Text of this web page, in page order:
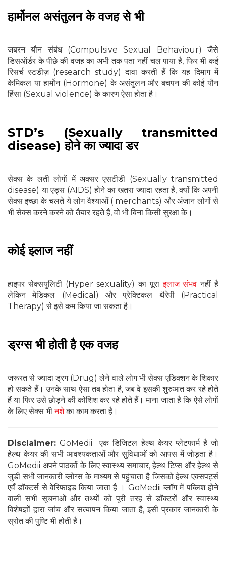
हार्मोनल असंतुलन के वजह से भी
जबरन यौन संबंध (Compulsive Sexual Behaviour) जैसे
डिसऑर्डर के पीछे की वजह का अभी तक पता नहीं चल पाया है, फिर भी कई
रिसर्च स्टडीज़ (research study) दावा करती हैं कि यह दिमाग में
केमिकल या हार्मोन (Hormone) के असंतुलन और बचपन की कोई यौन
हिंसा (Sexual violence) के कारण ऐसा होता है।
STD’s (Sexually transmitted
disease) होने का ज्‍यादा डर
सेक्‍स के लती लोगों में अक्‍सर एसटीडी (Sexually transmitted
disease) या एड्स (AIDS) होने का खतरा ज्यादा रहता है, क्यों कि अपनी
सेक्स इच्छा के चलते ये लोग वैश्याओं ( merchants) और अंजान लोगों से
भी सेक्स करने करने को तैयार रहते हैं, वो भी बिना किसी सुरक्षा के।
कोई इलाज नहीं
हाइपर सेक्सयुलिटी (Hyper sexuality) का पूराइलाज संभव नहीं है
लेकिन मेडिकल (Medical) और प्रेक्टिकल थैरेपी (Practical
Therapy) से इसे कम किया जा सकता है।
ड्रग्‍स भी होती है एक वजह
जरूरत से ज्यादा ड्रग (Drug) लेने वाले लोग भी सेक्स एडिक्शन के शिकार
हो सकते हैं। उनके साथ ऐसा तब होता है, जब वे इसकी शुरुआत कर रहे होते
हैं या फिर उसे छोड़ने की कोशिश कर रहे होते हैं। माना जाता है कि ऐसे लोगों
के लिए सेक्स भीनशेका काम करता है।
Disclaimer: GoMedii एक डिजिटल हेल्थ केयर प्लेटफार्म है जो
हेल्थ केयर की सभी आवश्यकताओं और सुविधाओं को आपस में जोड़ता है।
GoMedii अपने पाठकों के लिए स्वास्थ्य समाचार, हेल्थ टिप्स और हेल्थ से
जुडी सभी जानकारी ब्लोग्स के माध्यम से पहुंचाता है जिसको हेल्थ एक्सपर्ट्स
एवँ डॉक्टर्स से वेरिफाइड किया जाता है । GoMedii ब्लॉग में पब्लिश होने
वाली सभी सूचनाओं और तथ्यों को पूरी तरह से डॉक्टरों और स्वास्थ्य
विशेषज्ञों द्वारा जांच और सत्यापन किया जाता है, इसी प्रकार जानकारी के
स्रोत की पुष्टि भी होती है।